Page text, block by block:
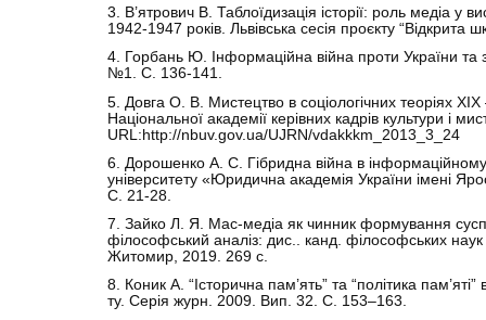
3. В’ятрович В. Таблоїдизація історії: роль медіа у
1942-1947 років. Львівська сесія проєкту “Відкрита
4. Горбань Ю. Інформаційна війна проти України та
№1. С. 136-141.
5. Довга О. В. Мистецтво в соціологічних теоріях ХІХ
Національної академії керівних кадрів культури і
URL:http://nbuv.gov.ua/UJRN/vdakkkm_2013_3_24
6. Дорошенко А. С. Гібридна війна в інформаційному
університету «Юридична академія України імені
С. 21-28.
7. Зайко Л. Я. Мас-медіа як чинник формування
філософський аналіз: дис.. канд. філософських
Житомир, 2019. 269 с.
8. Коник А. “Історична пам’ять” та “політика
ту. Серія журн. 2009. Вип. 32. С. 153–163.